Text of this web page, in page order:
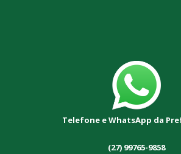
Telefone e WhatsApp da
(27) 99765-9858